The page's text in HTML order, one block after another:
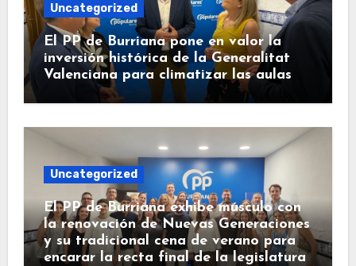
Uncategorized
El PP de Burriana pone en valor la
inversión histórica de la Generalitat
Valenciana para climatizar las aulas
Uncategorized
El PP de Burriana exhibe músculo con
la renovación de Nuevas Generaciones
y su tradicional cena de verano para
encarar la recta final de la legislatura